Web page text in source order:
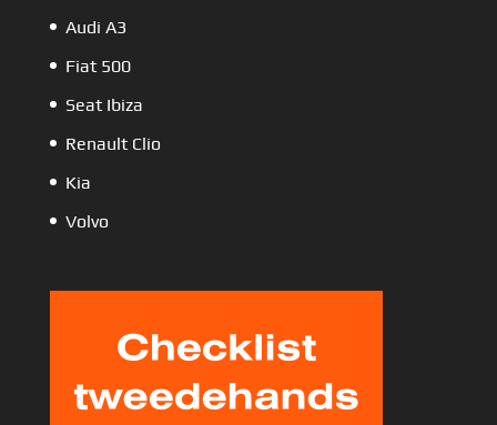
Audi A3
Fiat 500
Seat Ibiza
Renault Clio
Kia
Volvo